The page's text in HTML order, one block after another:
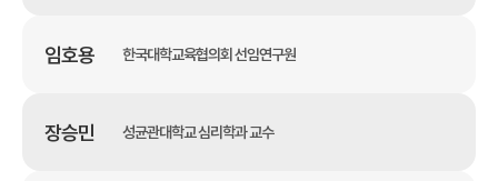
임호용 한국대학교육협의회 선임연구원
장승민 성균관대학교 심리학과 교수